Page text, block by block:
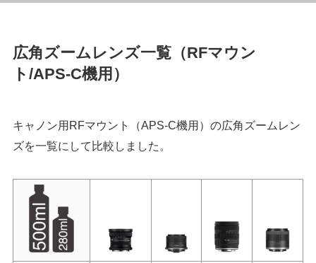
広角ズームレンズ一覧（RFマウン
ト/APS-C機用）
キャノン用RFマウント（APS-C機用）の広角ズームレン
ズを一覧にして比較しました。